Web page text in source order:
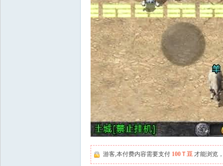
游客,本付费内容需要支付 100Ｔ豆 才能浏览